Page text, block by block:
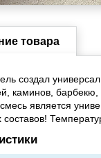
товара
создал
каминов,
является
составов!